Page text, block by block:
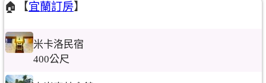
🏠【宜蘭訂房】
米卡洛民宿
400公尺